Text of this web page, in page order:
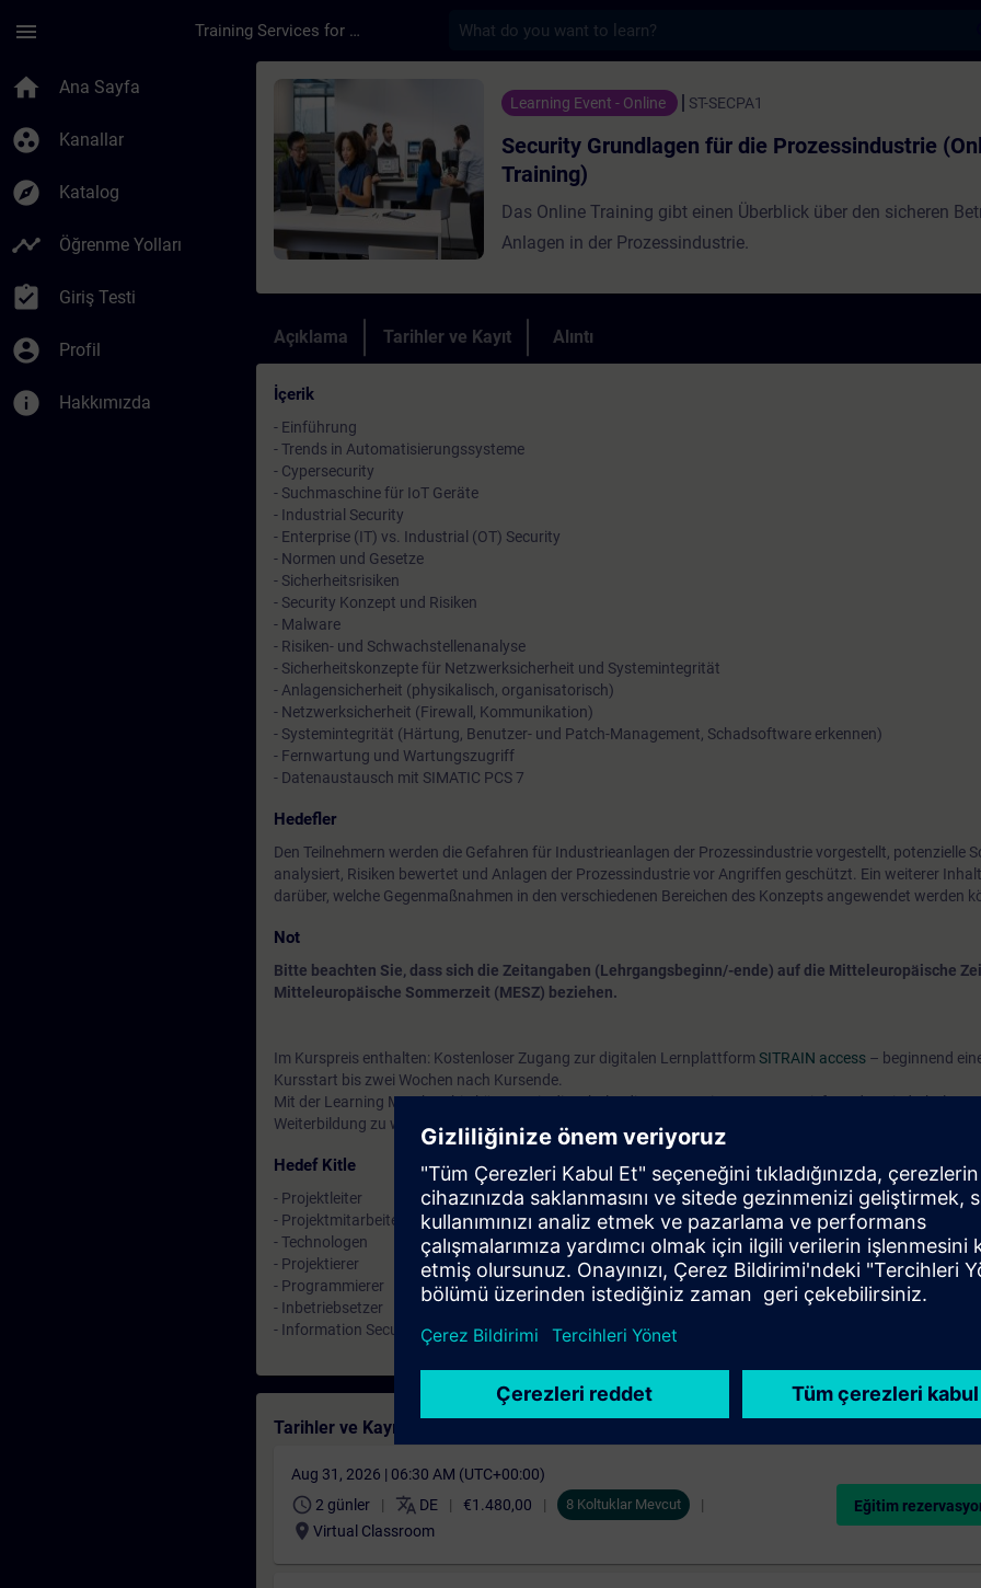
menu Training Services for Digital Industries
home Ana Sayfa
group_work Kanallar
explore Katalog
timeline Öğrenme Yolları
assignment_turned_in Giriş Testi
account_circle Profil
info Hakkımızda
Kurs - Security Grundlagen für die Prozessindustrie (Online-
Learning Event - Online ST-SECPA1
Security Grundlagen für die Prozessindustrie
Training)
Das Online Training gibt einen Überblick über den sicheren
Anlagen in der Prozessindustrie.
Açıklama Tarihler ve Kayıt Alıntı
İçerik
- Einführung
- Trends in Automatisierungssysteme
- Cypersecurity
- Suchmaschine für IoT Geräte
- Industrial Security
- Enterprise (IT) vs. Industrial (OT) Security
- Normen und Gesetze
- Sicherheitsrisiken
- Security Konzept und Risiken
- Malware
- Risiken- und Schwachstellenanalyse
- Sicherheitskonzepte für Netzwerksicherheit und Systemintegrität
- Anlagensicherheit (physikalisch, organisatorisch)
- Netzwerksicherheit (Firewall, Kommunikation)
- Systemintegrität (Härtung, Benutzer- und Patch-Management, Schadsoftware erkennen)
- Fernwartung und Wartungszugriff
- Datenaustausch mit SIMATIC PCS 7
Hedefler
Den Teilnehmern werden die Gefahren für Industrieanlagen der Prozessindustrie vorgestellt, potenzielle
analysiert, Risiken bewertet und Anlagen der Prozessindustrie vor Angriffen geschützt. Ein weiterer
darüber, welche Gegenmaßnahmen in den verschiedenen Bereichen des Konzepts angewendet werden
Not
Bitte beachten Sie, dass sich die Zeitangaben (Lehrgangsbeginn/-ende) auf die Mitteleuropäische
Mitteleuropäische Sommerzeit (MESZ) beziehen.
Im Kurspreis enthalten: Kostenloser Zugang zur digitalen Lernplattform SITRAIN access – beginnend
Kursstart bis zwei Wochen nach Kursende.
Mit der Learning Membership können Sie die Inhalte dieses Learning Events vertiefen oder wiederholen
Weiterbildung zu weiteren interessanten Themen fortsetzen.
Hedef Kitle
- Projektleiter
- Projektmitarbeiter
- Technologen
- Projektierer
- Programmierer
- Inbetriebsetzer
- Information Security Officers
Tarihler ve Kayıt
Aug 31, 2026 | 06:30 AM (UTC+00:00)
schedule 2 günler translate DE €1.480,00 8 Koltuklar Mevcut
location_on Virtual Classroom
Eğitim